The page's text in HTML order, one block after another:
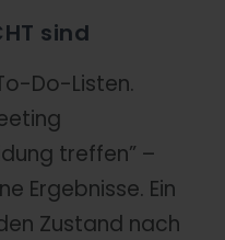
sind
Do-Listen.
treffen” –
Ergebnisse. Ein
Zustand nach